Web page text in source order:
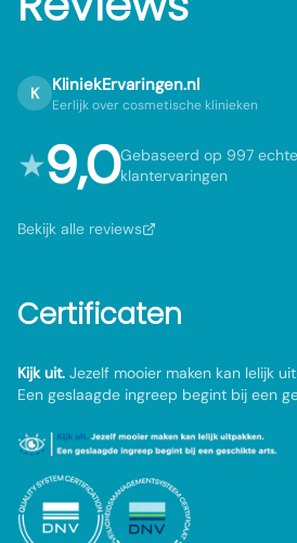
K KliniekErvaringen.nl
Eerlijk over cosmetische klinieken
★9,0Gebaseerd op 997 echte
klantervaringen
Bekijk alle reviews
Certificaten
Kijk uit. Jezelf mooier maken kan lelijk
Een geslaagde ingreep begint bij een